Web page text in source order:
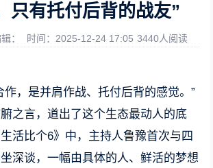
只有托付后背的战友”
： 时间：2025-12-24 17:05 3440人阅读
作，是并肩作战、托付后背的感觉。”
之言，道出了这个生态最动人的底
活比个6》中，主持人鲁豫首次与四
深谈，一幅由具体的人、鲜活的梦想